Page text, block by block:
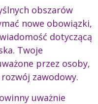
obszarów
nowe obowiązki,
dotyczącą
Twoje
przez osoby,
zawodowy.
uważnie